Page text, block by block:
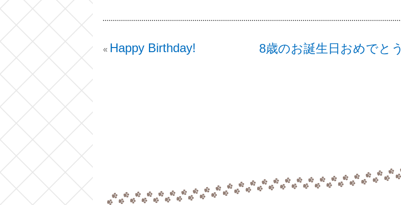
« Happy Birthday! 8歳のお誕生日おめでとう